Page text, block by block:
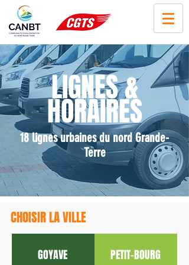
LIGNES &
HORAIRES
18 lignes urbaines du nord Grande-
Terre
CHOISIR LA VILLE
GOYAVE PETIT-BOURG